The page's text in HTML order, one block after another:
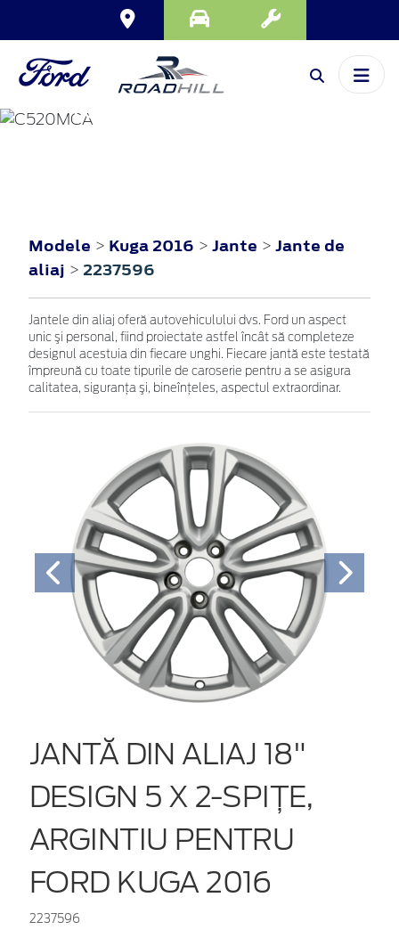
KUGA
Modele > Kuga 2016 > Jante > Jante de
aliaj > 2237596
Jantele din aliaj oferă autovehiculului dvs. Ford un aspect
unic şi personal, fiind proiectate astfel încât să completeze
designul acestuia din fiecare unghi. Fiecare jantă este testată
împreună cu toate tipurile de caroserie pentru a se asigura
calitatea, siguranţa şi, bineînţeles, aspectul extraordinar.
JANTĂ DIN ALIAJ 18"
DESIGN 5 X 2-SPIŢE,
ARGINTIU PENTRU
FORD KUGA 2016
2237596